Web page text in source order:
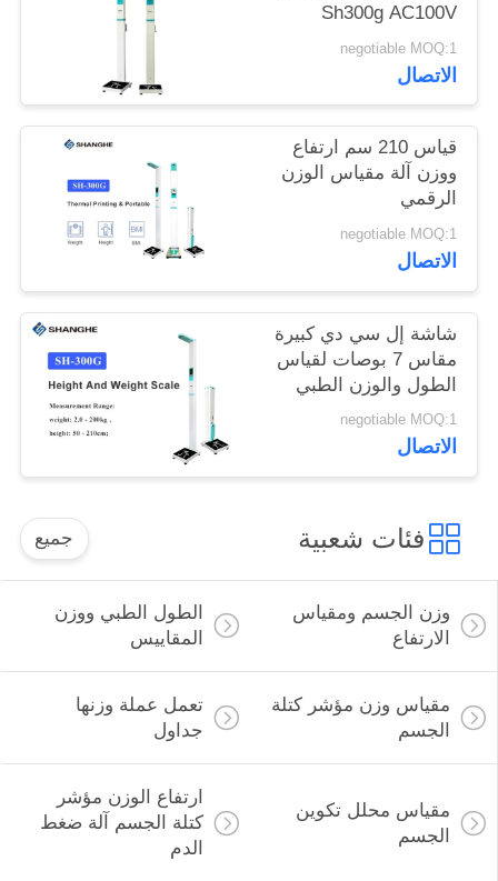
PRIVACY
POLICY
Sh300g AC100V
المستخدمة لقاعة
التسوق
negotiable MOQ:1
الاتصال
قياس 210 سم ارتفاع
ووزن آلة مقياس الوزن
الرقمي
negotiable MOQ:1
الاتصال
شاشة إل سي دي كبيرة
مقاس 7 بوصات لقياس
الطول والوزن الطبي
للنوادي الصحية
negotiable MOQ:1
الاتصال
فئات شعبية جميع
وزن الجسم ومقياس
الارتفاع
الطول الطبي ووزن
المقاييس
مقياس وزن مؤشر كتلة
الجسم
تعمل عملة وزنها
جداول
مقياس محلل تكوين
الجسم
ارتفاع الوزن مؤشر
كتلة الجسم آلة ضغط
الدم